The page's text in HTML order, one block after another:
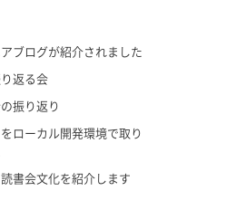
ブログが紹介されました
返る会
振り返り
ローカル開発環境で取り
書会文化を紹介します